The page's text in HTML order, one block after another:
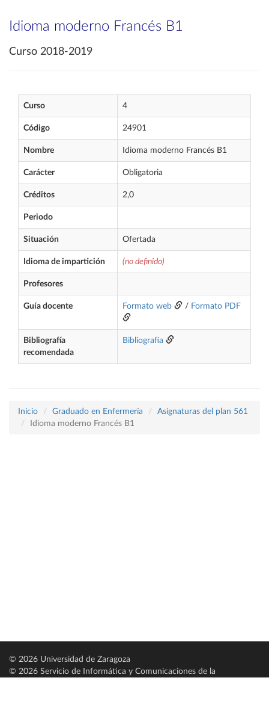
Idioma moderno Francés B1
Curso 2018-2019
Curso 4
Código 24901
Nombre Idioma moderno Francés B1
Carácter Obligatoria
Créditos 2,0
Periodo
Situación Ofertada
Idioma de impartición (no definido)
Profesores
Guía docente Formato web / Formato PDF
Bibliografía
recomendada
Bibliografía
Inicio Graduado en Enfermería
Asignaturas del plan 561
Idioma moderno Francés B1
© 2026 Universidad de Zaragoza
© 2026 Servicio de Informática y Comunicaciones de la